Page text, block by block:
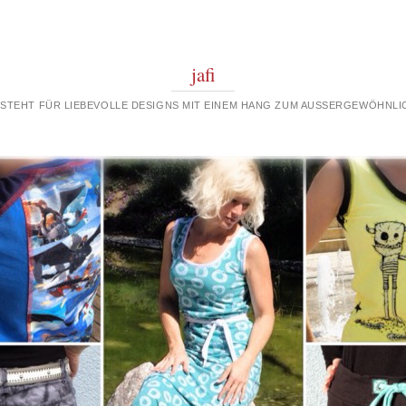
jafi
FÜR LIEBEVOLLE DESIGNS MIT EINEM HANG ZUM